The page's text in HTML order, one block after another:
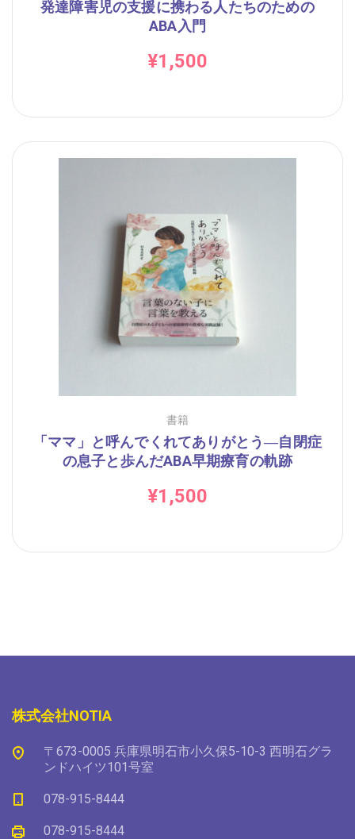
発達障害児の支援に携わる人たちのための
ABA入門
¥1,500
書籍
「ママ」と呼んでくれてありがとう―自閉症
の息子と歩んだABA早期療育の軌跡
¥1,500
株式会社NOTIA
〒673-0005 兵庫県明石市小久保5-10-3 西明石グラ
ンドハイツ101号室
078-915-8444
078-915-8444